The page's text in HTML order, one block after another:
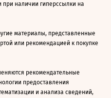
при наличии гиперссылки на
материалы, представленные
или рекомендацией к покупке
рекомендательные
предоставления
и анализа сведений,